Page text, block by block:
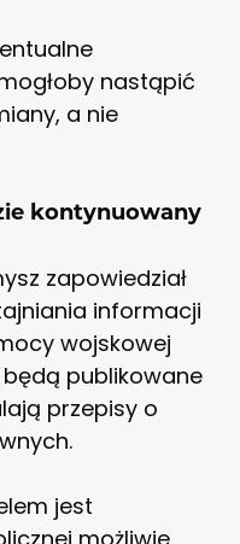
nastąpić
a nie
kontynuowany
zapowiedział
informacji
wojskowej
będą publikowane
przepisy o
jest